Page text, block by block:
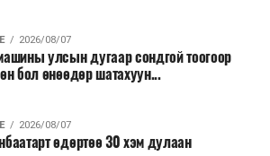
борлуулах боломж бүрдэх юм.
хүнсний ногооны нөөц
агуулах барих аж ахуйн нэгжүүдэд
олгох, цахилгааны хөнгөлөлт
2026/08/07
улсын дугаар сондгой тоогоор
бол өнөөдөр шатахуун...
2026/08/07
өдөртөө 30 хэм дулаан